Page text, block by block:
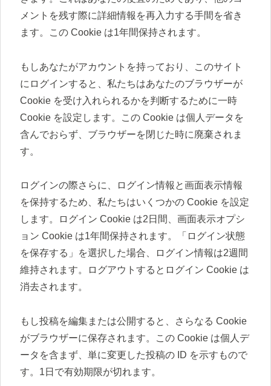
メントを残す際に詳細情報を再入力する手間を省き
ます。この Cookie は1年間保持されます。
もしあなたがアカウントを持っており、このサイト
にログインすると、私たちはあなたのブラウザーが
Cookie を受け入れられるかを判断するために一時
Cookie を設定します。この Cookie は個人データを
含んでおらず、ブラウザーを閉じた時に廃棄されま
す。
ログインの際さらに、ログイン情報と画面表示情報
を保持するため、私たちはいくつかの Cookie を設定
します。ログイン Cookie は2日間、画面表示オプシ
ョン Cookie は1年間保持されます。「ログイン状態
を保存する」を選択した場合、ログイン情報は2週間
維持されます。ログアウトするとログイン Cookie は
消去されます。
もし投稿を編集または公開すると、さらなる Cookie
がブラウザーに保存されます。この Cookie は個人デ
ータを含まず、単に変更した投稿の ID を示すもので
す。1日で有効期限が切れます。